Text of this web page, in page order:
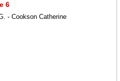
6
- Cookson Catherine